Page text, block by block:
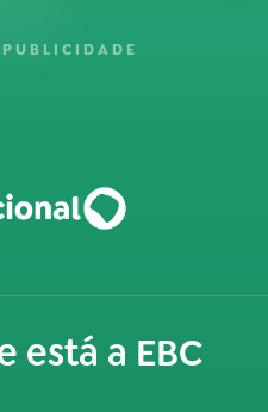
está a EBC